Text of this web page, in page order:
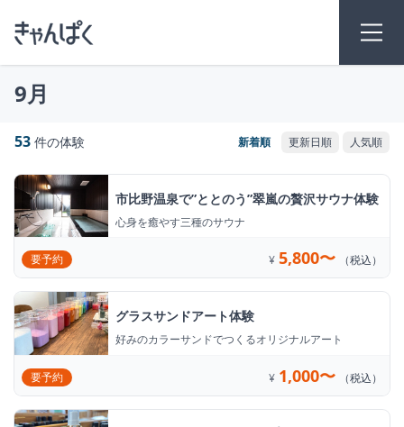
9月
53 件の体験
市比野温泉で”ととのう”翠嵐の贅沢サウナ体験
心身を癒やす三種のサウナ
要予約 ¥ 5,800〜 （税込）
グラスサンドアート体験
好みのカラーサンドでつくるオリジナルアート
要予約 ¥ 1,000〜 （税込）